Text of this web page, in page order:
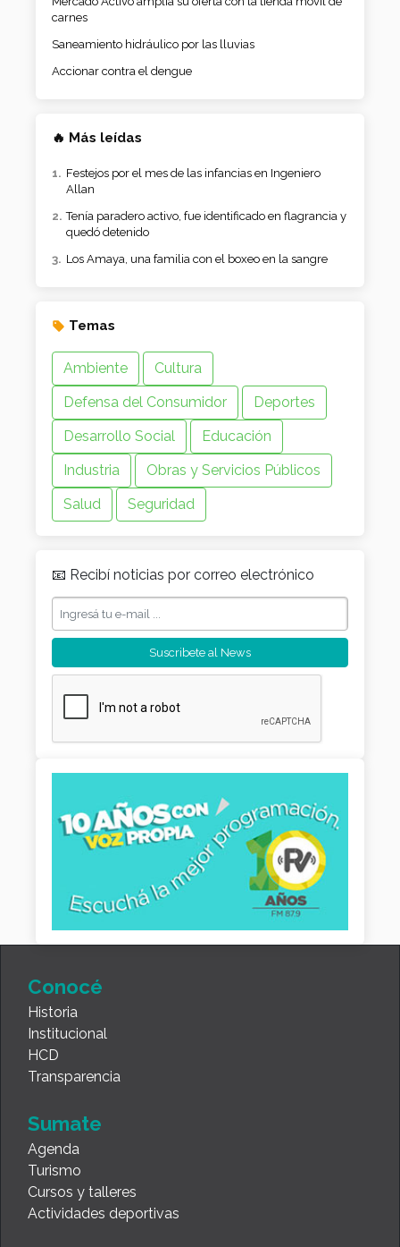
carnes
Saneamiento hidráulico por las lluvias
Accionar contra el dengue
🔥 Más leídas
Festejos por el mes de las infancias en Ingeniero
Allan
Tenía paradero activo, fue identificado en flagrancia y
quedó detenido
Los Amaya, una familia con el boxeo en la sangre
Temas
Ambiente
Cultura
Defensa del Consumidor
Deportes
Desarrollo Social
Educación
Industria
Obras y Servicios Públicos
Salud
Seguridad
📧 Recibí noticias por correo electrónico
Conocé
Historia
Institucional
HCD
Transparencia
Sumate
Agenda
Turismo
Cursos y talleres
Actividades deportivas